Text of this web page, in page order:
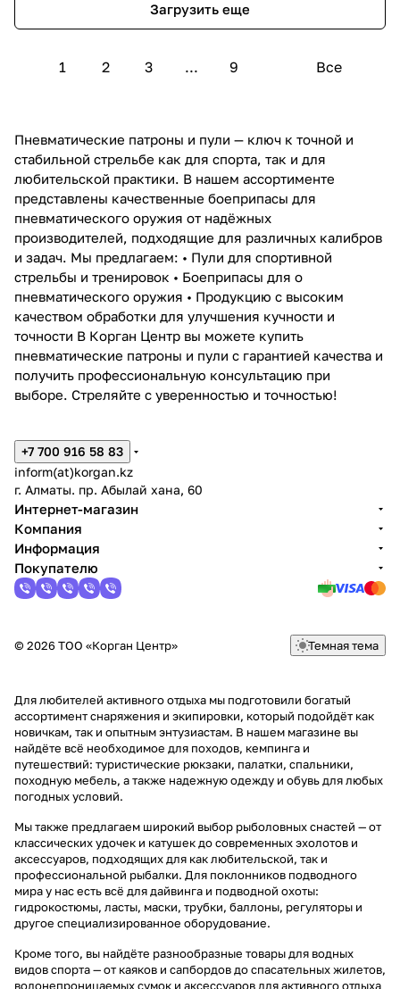
Загрузить еще
1 2 3 ... 9 Все
Пневматические патроны и пули — ключ к точной и
стабильной стрельбе как для спорта, так и для
любительской практики. В нашем ассортименте
представлены качественные боеприпасы для
пневматического оружия от надёжных
производителей, подходящие для различных калибров
и задач. Мы предлагаем: • Пули для спортивной
стрельбы и тренировок • Боеприпасы для о
пневматического оружия • Продукцию с высоким
качеством обработки для улучшения кучности и
точности В Корган Центр вы можете купить
пневматические патроны и пули с гарантией качества и
получить профессиональную консультацию при
выборе. Стреляйте с уверенностью и точностью!
+7 700 916 58 83
inform(at)korgan.kz
г. Алматы. пр. Абылай хана, 60
Интернет-магазин
Компания
Информация
Покупателю
© 2026 ТОО «Корган Центр» Темная тема
Для любителей активного отдыха мы подготовили богатый
ассортимент снаряжения и экипировки, который подойдёт как
новичкам, так и опытным энтузиастам. В нашем магазине вы
найдёте всё необходимое для походов, кемпинга и
путешествий: туристические рюкзаки, палатки, спальники,
походную мебель, а также надежную одежду и обувь для любых
погодных условий.
Мы также предлагаем широкий выбор рыболовных снастей — от
классических удочек и катушек до современных эхолотов и
аксессуаров, подходящих для как любительской, так и
профессиональной рыбалки. Для поклонников подводного
мира у нас есть всё для дайвинга и подводной охоты:
гидрокостюмы, ласты, маски, трубки, баллоны, регуляторы и
другое специализированное оборудование.
Кроме того, вы найдёте разнообразные товары для водных
видов спорта — от каяков и сапбордов до спасательных жилетов,
водонепроницаемых сумок и аксессуаров для активного отдыха